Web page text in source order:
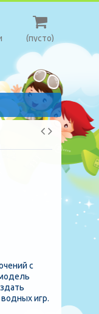
(пусто)
с
игр.